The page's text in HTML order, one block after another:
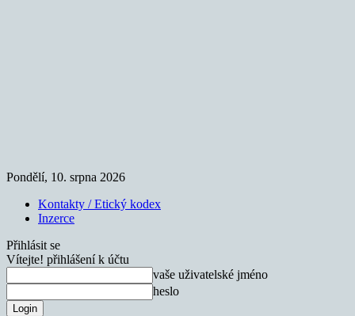
Pondělí, 10. srpna 2026
Kontakty / Etický kodex
Inzerce
Přihlásit se
Vítejte! přihlášení k účtu
vaše uživatelské jméno
heslo